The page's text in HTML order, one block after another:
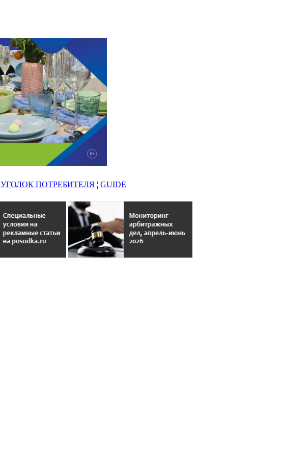
УГОЛОК ПОТРЕБИТЕЛЯ ¦ GUIDE